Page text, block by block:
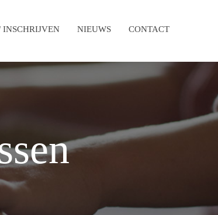
NIEUWS CONTACT